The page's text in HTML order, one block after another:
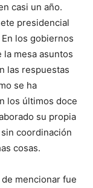
casi un año.
presidencial
los gobiernos
mesa asuntos
las respuestas
se ha
los últimos doce
su propia
coordinación
cosas.
mencionar fue